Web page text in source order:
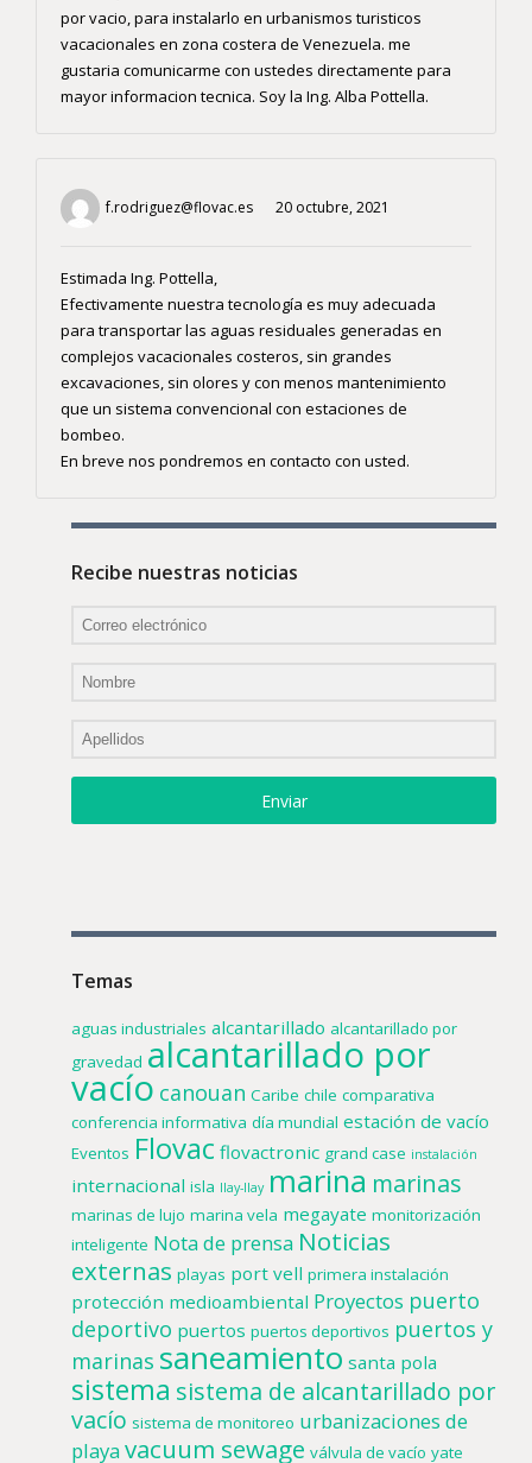
por vacio, para instalarlo en urbanismos turisticos
vacacionales en zona costera de Venezuela. me
gustaria comunicarme con ustedes directamente para
mayor informacion tecnica. Soy la Ing. Alba Pottella.
f.rodriguez@flovac.es 20 octubre, 2021
Estimada Ing. Pottella,
Efectivamente nuestra tecnología es muy adecuada
para transportar las aguas residuales generadas en
complejos vacacionales costeros, sin grandes
excavaciones, sin olores y con menos mantenimiento
que un sistema convencional con estaciones de
bombeo.
En breve nos pondremos en contacto con usted.
Recibe nuestras noticias
Enviar
Temas
aguas industriales alcantarillado alcantarillado por
gravedad alcantarillado por
vacío canouan Caribe chile comparativa
conferencia informativa día mundial estación de vacío
Eventos Flovac flovactronic grand case instalación
internacional isla llay-llay marina marinas
marinas de lujo marina vela megayate monitorización
inteligente Nota de prensa Noticias
externas playas port vell primera instalación
protección medioambiental Proyectos puerto
deportivo puertos puertos deportivos puertos y
marinas saneamiento santa pola
sistema sistema de alcantarillado por
vacío sistema de monitoreo urbanizaciones de
playavacuum sewage válvula de vacío yate